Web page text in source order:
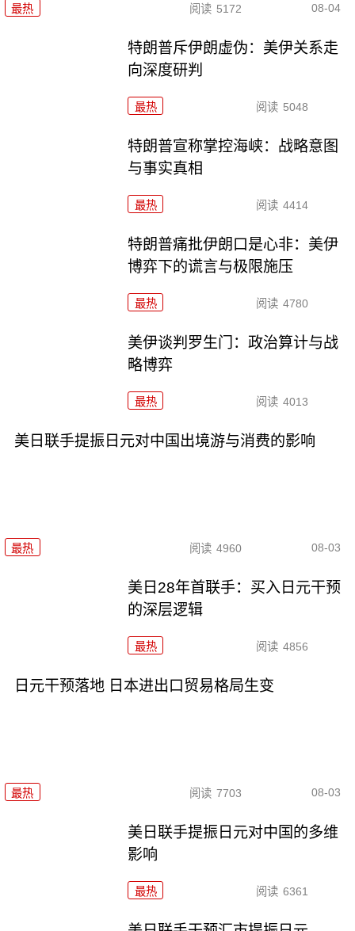
最热 阅读 5172 08-04
特朗普斥伊朗虚伪：美伊关系走
向深度研判
最热 阅读 5048
特朗普宣称掌控海峡：战略意图
与事实真相
最热 阅读 4414
特朗普痛批伊朗口是心非：美伊
博弈下的谎言与极限施压
最热 阅读 4780
美伊谈判罗生门：政治算计与战
略博弈
最热 阅读 4013
美日联手提振日元对中国出境游与消费的影响
最热 阅读 4960 08-03
美日28年首联手：买入日元干预
的深层逻辑
最热 阅读 4856
日元干预落地 日本进出口贸易格局生变
最热 阅读 7703 08-03
美日联手提振日元对中国的多维
影响
最热 阅读 6361